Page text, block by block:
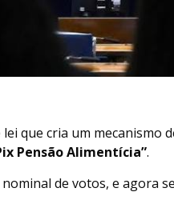
que cria um mecanismo
Pensão Alimentícia”.
de votos, e agora